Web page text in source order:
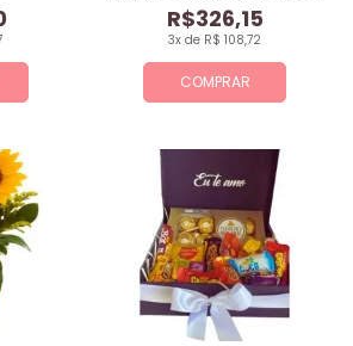
COMPRAR
3x de R$ 108,72
R$326,15